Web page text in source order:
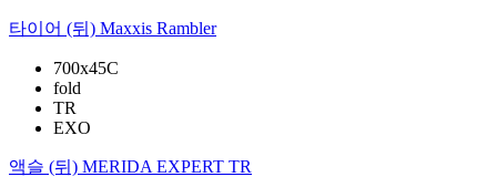
타이어 (뒤) Maxxis Rambler
700x45C
fold
TR
EXO
액슬 (뒤) MERIDA EXPERT TR